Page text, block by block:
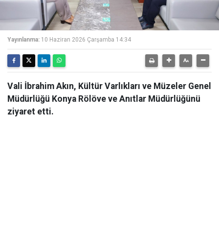
Yayınlanma: 10 Haziran 2026 Çarşamba 14:34
Vali İbrahim Akın, Kültür Varlıkları ve Müzeler Genel
Müdürlüğü Konya Rölöve ve Anıtlar Müdürlüğünü
ziyaret etti.